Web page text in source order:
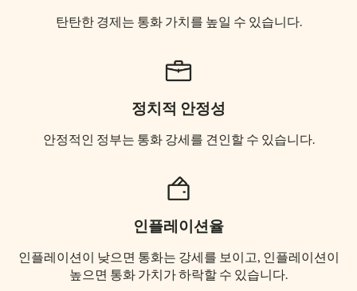
탄탄한 경제는 통화 가치를 높일 수 있습니다.
정치적 안정성
안정적인 정부는 통화 강세를 견인할 수 있습니다.
인플레이션율
인플레이션이 낮으면 통화는 강세를 보이고, 인플레이션이
높으면 통화 가치가 하락할 수 있습니다.